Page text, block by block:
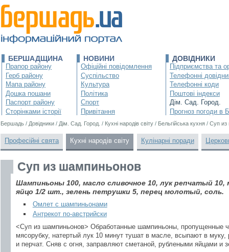
БЕРШАДЩИНА
Прапор району
Герб району
Мапа району
Дошка пошани
Паспорт району
Сторінками історії
НОВИНИ
Офіційні повідомлення
Суспільство
Культура
Політика
Спорт
Привітання
ДОВІДНИКИ
Підприємства та
Телефонні
Телефонні коди
Поштові індекси
Дім. Сад. Город.
Прогноз погоди в
Бершадь / Довідники / Дім. Сад. Город. / Кухні народів світу / Бельгійська кухня / Суп из
Професійні свята Кухні народів світу Кулінарні поради
Суп из шампиньонов
Шампиньоны 100, масло сливочное 10, лук репчатый 10,
яйцо 1/2 шт., зелень петрушки 5, перец молотый, соль.
Омлет с шампиньонами
Антрекот по-австрийски
<Суп из шампиньонов> Обработанные шампиньоны, пропущенные
мясорубку, натертый лук 10 минут тушат в масле, всыпают в
и перчат. Сняв с огня, заправляют сметаной, рублеными яйцами и